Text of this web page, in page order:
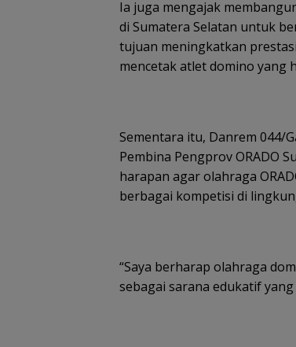
Ia juga mengajak
di Sumatera Selatan untuk
tujuan meningkatkan
mencetak atlet domino yang
Sementara itu, Danrem 044/
Pembina Pengprov ORADO
harapan agar olahraga
berbagai kompetisi di
“Saya berharap olahraga
sebagai sarana edukatif